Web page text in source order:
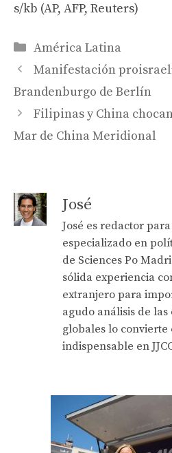
s/kb (AP, AFP, Reuters)
Categories
América Latina
Manifestación
Brandenburgo de Berlín
Filipinas y China
Mar de China Meridional
José
José es redactor para
especializado en
de Sciences Po
sólida experiencia
extranjero para
agudo análisis de
globales lo convierte
indispensable en